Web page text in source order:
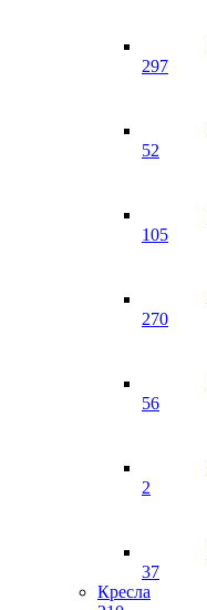
297
52
105
270
56
2
37
Кресла